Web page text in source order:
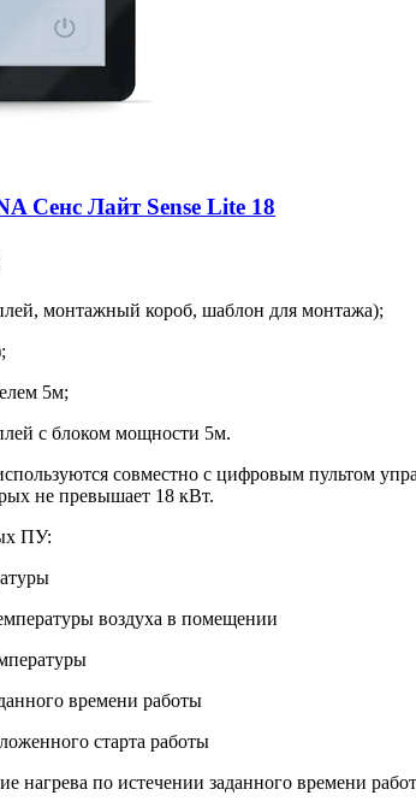
Сенс Лайт Sense Lite 18
монтажный короб, шаблон для монтажа);
5м;
с блоком мощности 5м.
совместно с цифровым пультом
не превышает 18 кВт.
ПУ:
воздуха в помещении
времени работы
старта работы
нагрева по истечении заданного времени